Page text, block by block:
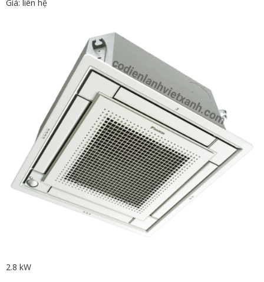
Giá: liên hệ
2.8 kW